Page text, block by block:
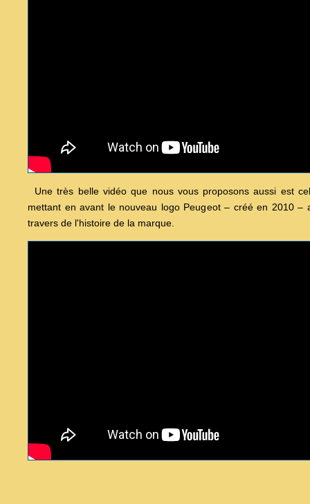
Une très belle vidéo que nous vous proposons aussi est
mettant en avant le nouveau logo Peugeot – créé en 2010 –
travers de l'histoire de la marque.